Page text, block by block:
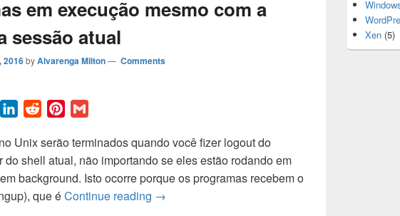
em execução mesmo com a
sessão atual
2016byAlvarenga Milton— Comments
n
k
e
d
R
d
d
i
t
n
t
e
r
a
i
l
Unix serão terminados quando você fizer logout do
do shell atual, não importando se eles estão rodando em
background. Isto ocorre porque os programas recebem o
que éContinue reading Utilizando o comando nohup para manter
→
Xen (5)